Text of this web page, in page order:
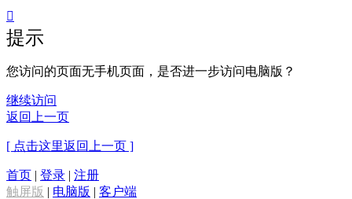

提示
您访问的页面无手机页面，是否进一步访问电脑版？
继续访问
返回上一页
[ 点击这里返回上一页 ]
首页 | 登录 | 注册
触屏版 | 电脑版 | 客户端